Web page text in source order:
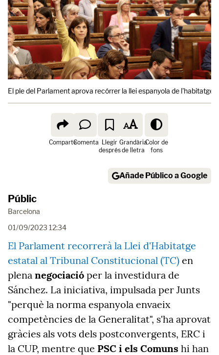
El ple del Parlament aprova recórrer la llei espanyola de l'habitatge.
ComparteComenta Llegir
després
Grandària
de lletra
Color de
fons
Añade Público a Google
Públic
Barcelona
01/09/2023 12:34
El Parlament recorrerà la Llei d'Habitatge
estatal al Tribunal Constitucional (TC) en
plena negociació per la investidura de
Sánchez. La iniciativa, impulsada per Junts
"perquè la norma espanyola envaeix
competències de la Generalitat", s'ha aprovat
gràcies als vots dels postconvergents, ERC i
la CUP, mentre que PSC i els Comuns hi han